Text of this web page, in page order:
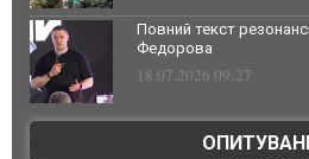
Повний текст
Федорова
18.07.2026 09:27